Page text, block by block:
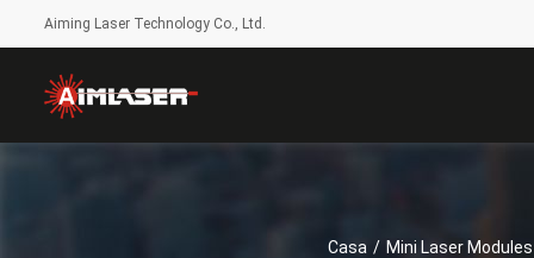
Aiming Laser Technology Co., Ltd.
Casa / Mini Laser Modules